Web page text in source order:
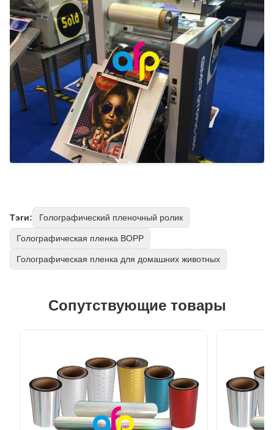
Тэги: Голографический пленочный ролик
Голографическая пленка BOPP
Голографическая пленка для домашних животных
Сопутствующие товары